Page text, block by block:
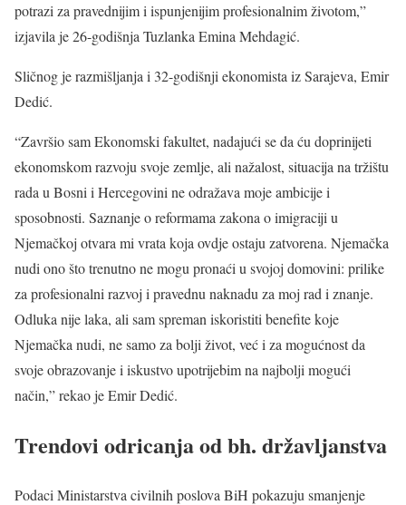
potrazi za pravednijim i ispunjenijim profesionalnim životom,”
izjavila je 26-godišnja Tuzlanka Emina Mehdagić.
Sličnog je razmišljanja i 32-godišnji ekonomista iz Sarajeva, Emir
Dedić.
“Završio sam Ekonomski fakultet, nadajući se da ću doprinijeti
ekonomskom razvoju svoje zemlje, ali nažalost, situacija na tržištu
rada u Bosni i Hercegovini ne odražava moje ambicije i
sposobnosti. Saznanje o reformama zakona o imigraciji u
Njemačkoj otvara mi vrata koja ovdje ostaju zatvorena. Njemačka
nudi ono što trenutno ne mogu pronaći u svojoj domovini: prilike
za profesionalni razvoj i pravednu naknadu za moj rad i znanje.
Odluka nije laka, ali sam spreman iskoristiti benefite koje
Njemačka nudi, ne samo za bolji život, već i za mogućnost da
svoje obrazovanje i iskustvo upotrijebim na najbolji mogući
način,” rekao je Emir Dedić.
Trendovi odricanja od bh. državljanstva
Podaci Ministarstva civilnih poslova BiH pokazuju smanjenje